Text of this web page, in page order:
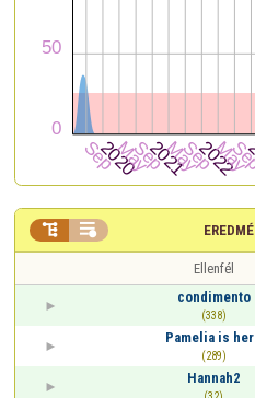
 
Ellenfél
condimento
(338)
Pamelia is
(289)
Hannah2